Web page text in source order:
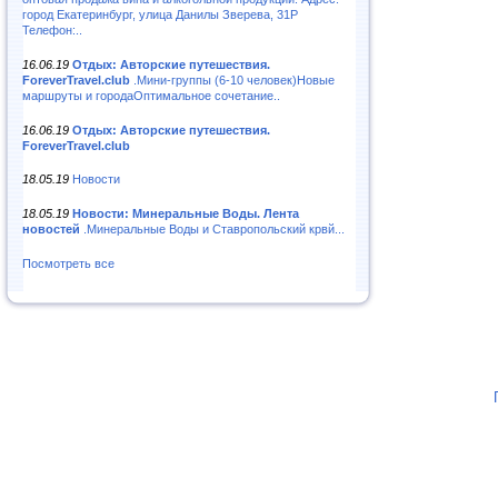
город Екатеринбург, улица Данилы Зверева, 31Р
Телефон:..
16.06.19 Отдых: Авторские путешествия.
ForeverTravel.club .Мини-группы (6-10 человек)Новые
маршруты и городаОптимальное сочетание..
16.06.19 Отдых: Авторские путешествия.
ForeverTravel.club
18.05.19 Новости
18.05.19 Новости: Минеральные Воды. Лента
новостей .Минеральные Воды и Ставропольский крвй...
Посмотреть все